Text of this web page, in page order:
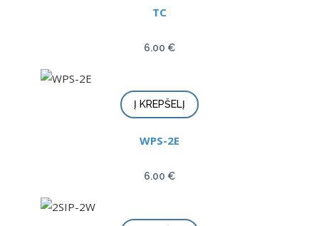
TC
6.00 €
Į KREPŠELĮ
WPS-2E
6.00 €